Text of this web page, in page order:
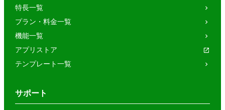
特長一覧
プラン・料金一覧
機能一覧
アプリストア
テンプレート一覧
サポート